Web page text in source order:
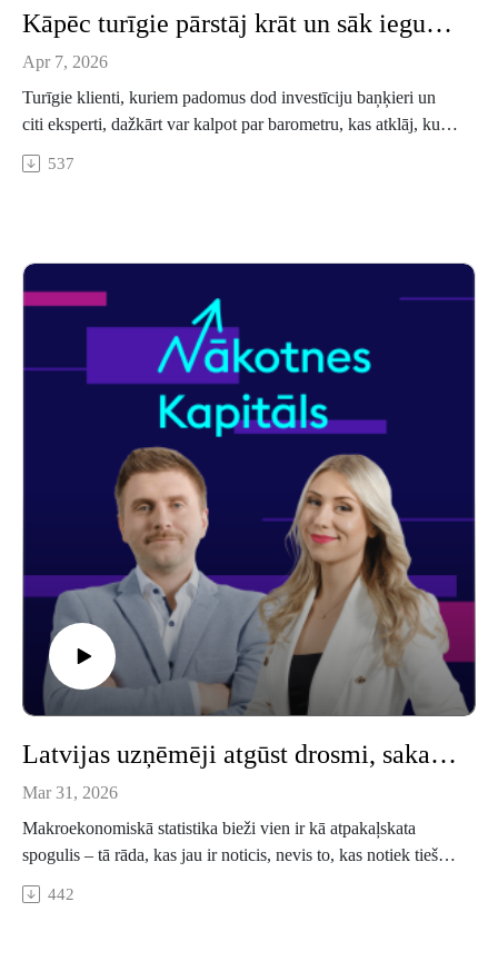
Kāpēc turīgie pārstāj krāt un sāk ieguldīt – un ko no tā var mācīties
Apr 7, 2026
Turīgie klienti, kuriem padomus dod investīciju baņķieri un
citi eksperti, dažkārt var kalpot par barometru, kas atklāj, kur
tad vēji pūš naudas pasaulē. "Swedbank" jaunākie dati atklāj,
ka turīgo klientu ieguldījumi pirmo reizi pārsnieguši
537
Latvijas uzņēmēji atgūst drosmi, saka investīciju platformas "Capitalia" vadītājs Grišins
Mar 31, 2026
Makroekonomiskā statistika bieži vien ir kā atpakaļskata
spogulis – tā rāda, kas jau ir noticis, nevis to, kas notiek tieši
šobrīd. Taču tie, kas ikdienā strādā ar uzņēmējiem un viņu
finanšu vajadzībām, redz citu ainu. "Capitalia" vadītājs Juris
442